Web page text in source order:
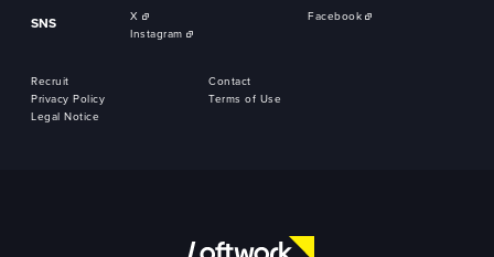
SNS X
Facebook
Instagram
Recruit
Contact
Privacy Policy
Terms of Use
Legal Notice